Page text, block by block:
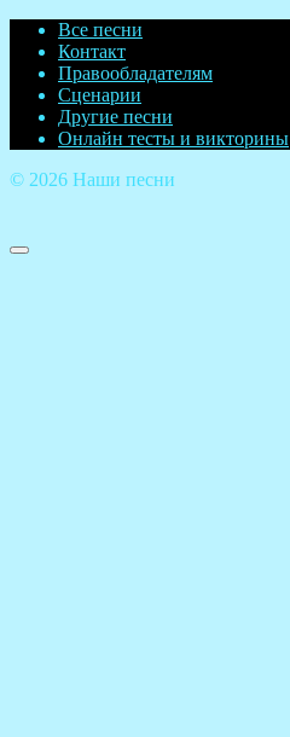
Все песни
Контакт
Правообладателям
Сценарии
Другие песни
Онлайн тесты и викторины
© 2026 Наши песни